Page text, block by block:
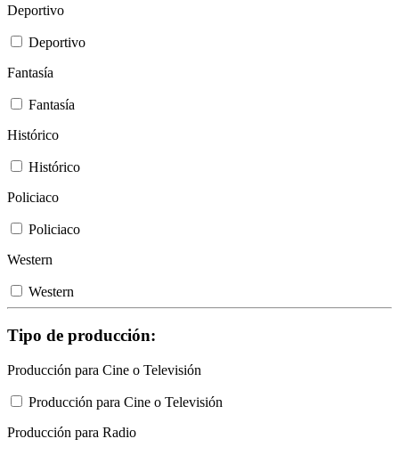
Deportivo
Deportivo
Fantasía
Fantasía
Histórico
Histórico
Policiaco
Policiaco
Western
Western
Tipo de producción:
Producción para Cine o Televisión
Producción para Cine o Televisión
Producción para Radio